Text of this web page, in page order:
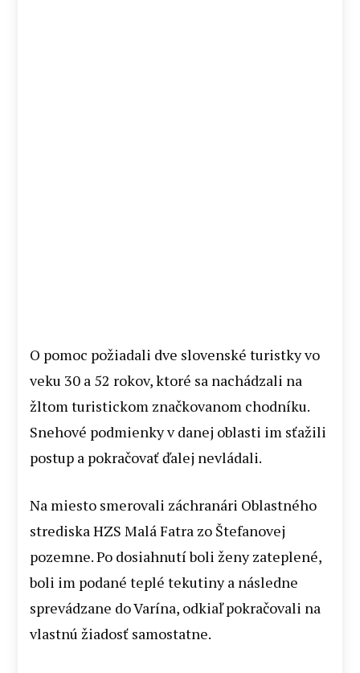
O pomoc požiadali dve slovenské turistky vo
veku 30 a 52 rokov, ktoré sa nachádzali na
žltom turistickom značkovanom chodníku.
Snehové podmienky v danej oblasti im sťažili
postup a pokračovať ďalej nevládali.
Na miesto smerovali záchranári Oblastného
strediska HZS Malá Fatra zo Štefanovej
pozemne. Po dosiahnutí boli ženy zateplené,
boli im podané teplé tekutiny a následne
sprevádzane do Varína, odkiaľ pokračovali na
vlastnú žiadosť samostatne.